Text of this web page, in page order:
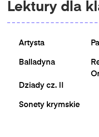
Lektury dla
Artysta
Balladyna
Dziady cz. II
Sonety krymskie